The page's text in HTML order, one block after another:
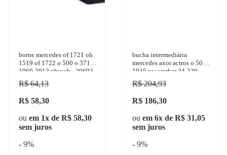
borne mercedes of 1721 oh
1519 of 1722 o 500 o 371
1960-2012 gbusch - 29693
R$ 64,13
R$ 58,30
ou em 1x de R$ 58,30
sem juros
- 9%
bucha intermediária
mercedes axor actros o 500 ls
1935 vw worker 24-220
1987-2012 sulcarbon -
sc1060-std
R$ 204,93
R$ 186,30
ou em 6x de R$ 31,05
sem juros
- 9%